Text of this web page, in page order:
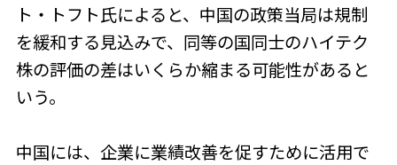
ト・トフト氏によると、中国の政策当局は規制
を緩和する見込みで、同等の国同士のハイテク
株の評価の差はいくらか縮まる可能性があると
いう。
中国には、企業に業績改善を促すために活用で